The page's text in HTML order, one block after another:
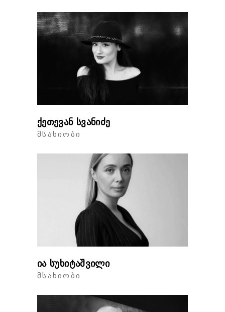
ქეთევან სვანიძე
ᲛᲡᲐᲮᲘᲝᲑᲘ
ია სუხიტაშვილი
ᲛᲡᲐᲮᲘᲝᲑᲘ